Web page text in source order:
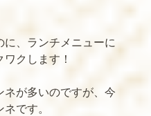
に、ランチメニューに
クします！
が多いのですが、今
です。